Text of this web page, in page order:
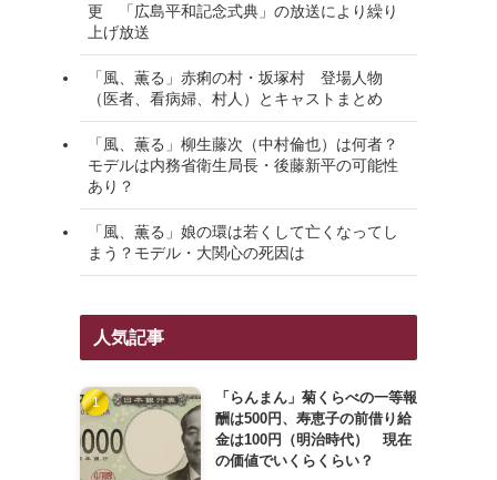
更 「広島平和記念式典」の放送により繰り
上げ放送
「風、薫る」赤痢の村・坂塚村 登場人物
（医者、看病婦、村人）とキャストまとめ
「風、薫る」柳生藤次（中村倫也）は何者？
モデルは内務省衛生局長・後藤新平の可能性
あり？
「風、薫る」娘の環は若くして亡くなってし
まう？モデル・大関心の死因は
人気記事
「らんまん」菊くらべの一等報
酬は500円、寿恵子の前借り給
金は100円（明治時代） 現在
の価値でいくらくらい？